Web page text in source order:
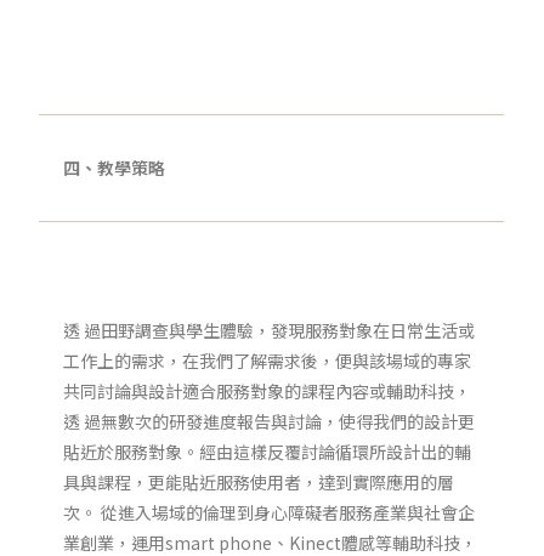
四、教學策略
透 過田野調查與學生體驗，發現服務對象在日常生活或
工作上的需求，在我們了解需求後，便與該場域的專家
共同討論與設計適合服務對象的課程內容或輔助科技，
透 過無數次的研發進度報告與討論，使得我們的設計更
貼近於服務對象。經由這樣反覆討論循環所設計出的輔
具與課程，更能貼近服務使用者，達到實際應用的層
次。 從進入場域的倫理到身心障礙者服務產業與社會企
業創業，運用smart phone、Kinect體感等輔助科技，